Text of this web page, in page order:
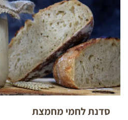
סדנת לחמי מחמצת